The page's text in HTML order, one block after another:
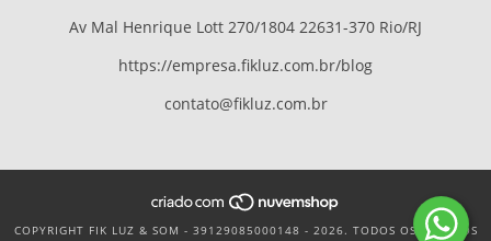
Av Mal Henrique Lott 270/1804 22631-370 Rio/RJ
https://empresa.fikluz.com.br/blog
contato@fikluz.com.br
COPYRIGHT FIK LUZ & SOM - 39129085000148 - 2026. TODOS OS DIREITOS